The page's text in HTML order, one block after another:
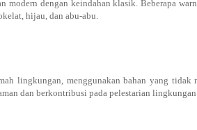
modern dengan keindahan klasik. Beberapa
hijau, dan abu-abu.
lingkungan, menggunakan bahan yang tidak
dan berkontribusi pada pelestarian